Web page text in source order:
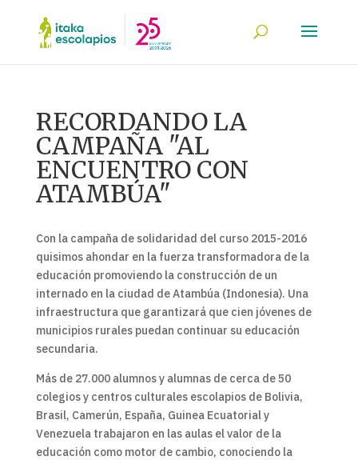
RECORDANDO LA
CAMPAÑA "AL
ENCUENTRO CON
ATAMBÚA"
Con la campaña de solidaridad del curso 2015-2016
quisimos ahondar en la fuerza transformadora de la
educación promoviendo la construcción de un
internado en la ciudad de Atambúa (Indonesia). Una
infraestructura que garantizará que cien jóvenes de
municipios rurales puedan continuar su educación
secundaria.
Más de 27.000 alumnos y alumnas de cerca de 50
colegios y centros culturales escolapios de Bolivia,
Brasil, Camerún, España, Guinea Ecuatorial y
Venezuela trabajaron en las aulas el valor de la
educación como motor de cambio, conociendo la